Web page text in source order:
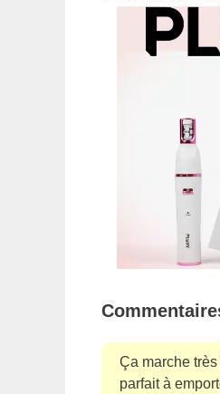
Ça marche
parfait à